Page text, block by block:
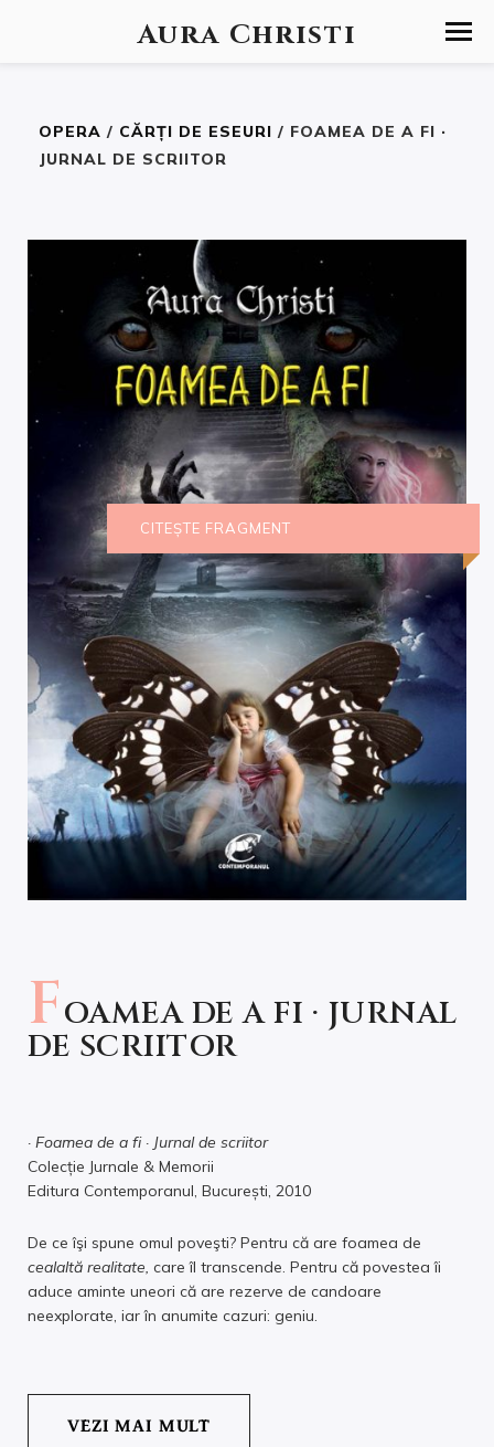
Aura Christi
OPERA / CĂRȚI DE ESEURI / FOAMEA DE A FI ·
JURNAL DE SCRIITOR
CITEȘTE FRAGMENT
FOAMEA DE A FI · JURNAL
DE SCRIITOR
· Foamea de a fi · Jurnal de scriitor
Colecție Jurnale & Memorii
Editura Contemporanul, București, 2010
De ce îşi spune omul poveşti? Pentru că are foamea de
cealaltă realitate, care îl transcende. Pentru că povestea îi
aduce aminte uneori că are rezerve de candoare
neexplorate, iar în anumite cazuri: geniu.
VEZI MAI MULT